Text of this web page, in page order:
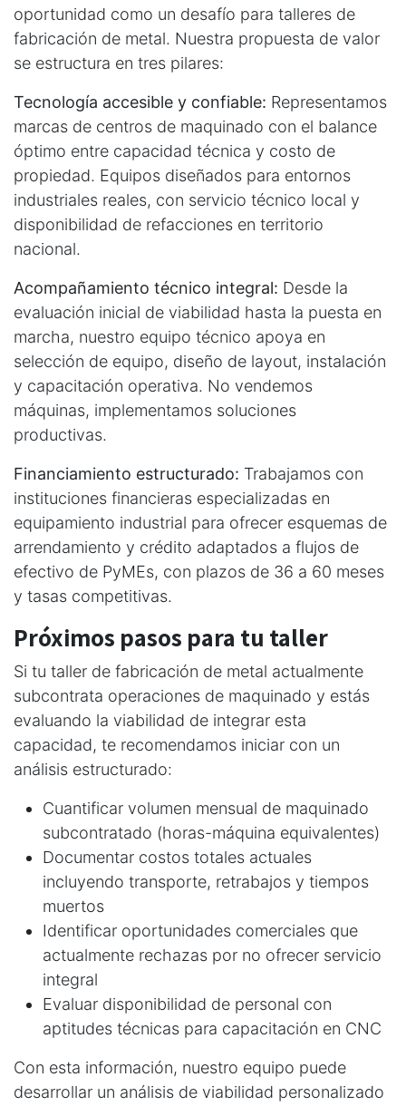
oportunidad como un desafío para talleres de
fabricación de metal. Nuestra propuesta de valor
se estructura en tres pilares:
Tecnología accesible y confiable: Representamos
marcas de centros de maquinado con el balance
óptimo entre capacidad técnica y costo de
propiedad. Equipos diseñados para entornos
industriales reales, con servicio técnico local y
disponibilidad de refacciones en territorio
nacional.
Acompañamiento técnico integral: Desde la
evaluación inicial de viabilidad hasta la puesta en
marcha, nuestro equipo técnico apoya en
selección de equipo, diseño de layout, instalación
y capacitación operativa. No vendemos
máquinas, implementamos soluciones
productivas.
Financiamiento estructurado: Trabajamos con
instituciones financieras especializadas en
equipamiento industrial para ofrecer esquemas de
arrendamiento y crédito adaptados a flujos de
efectivo de PyMEs, con plazos de 36 a 60 meses
y tasas competitivas.
Próximos pasos para tu taller
Si tu taller de fabricación de metal actualmente
subcontrata operaciones de maquinado y estás
evaluando la viabilidad de integrar esta
capacidad, te recomendamos iniciar con un
análisis estructurado:
Cuantificar volumen mensual de maquinado
subcontratado (horas-máquina equivalentes)
Documentar costos totales actuales
incluyendo transporte, retrabajos y tiempos
muertos
Identificar oportunidades comerciales que
actualmente rechazas por no ofrecer servicio
integral
Evaluar disponibilidad de personal con
aptitudes técnicas para capacitación en CNC
Con esta información, nuestro equipo puede
desarrollar un análisis de viabilidad personalizado